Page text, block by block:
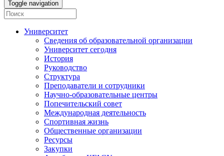
Toggle navigation
Университет
Сведения об образовательной организации
Университет сегодня
История
Руководство
Структура
Преподаватели и сотрудники
Научно-образовательные центры
Попечительский совет
Международная деятельность
Спортивная жизнь
Общественные организации
Ресурсы
Закупки